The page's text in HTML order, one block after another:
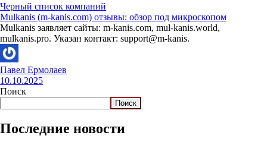
Черный список компаний
Mulkanis (m-kanis.com) отзывы: обзор под микроскопом
Mulkanis заявляет сайты: m-kanis.com, mul-kanis.world,
mulkanis.pro. Указан контакт: support@m-kanis.
Павел Ермолаев
10.10.2025
Поиск
Поиск
Последние новости